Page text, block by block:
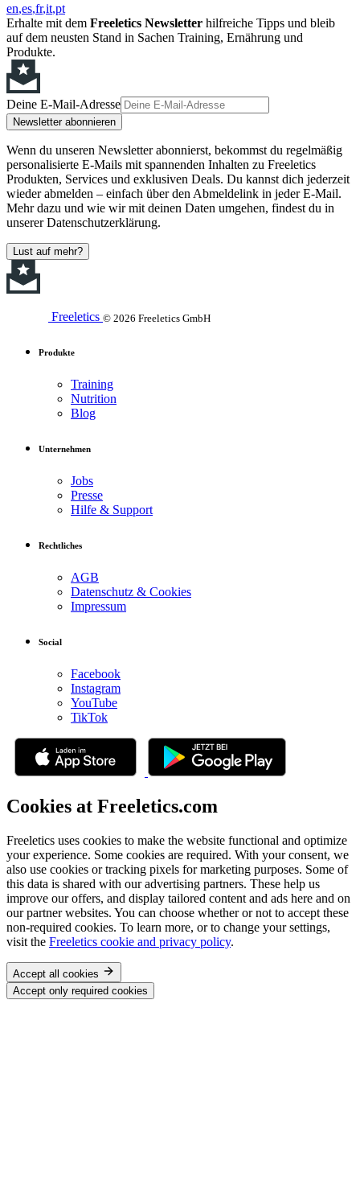
en es fr it pt
Erhalte mit dem Freeletics Newsletter hilfreiche Tipps und bleib
auf dem neusten Stand in Sachen Training, Ernährung und
Produkte.
Deine E-Mail-Adresse
Newsletter abonnieren
Wenn du unseren Newsletter abonnierst, bekommst du regelmäßig
personalisierte E-Mails mit spannenden Inhalten zu Freeletics
Produkten, Services und exklusiven Deals. Du kannst dich jederzeit
wieder abmelden – einfach über den Abmeldelink in jeder E-Mail.
Mehr dazu und wie wir mit deinen Daten umgehen, findest du in
unserer Datenschutzerklärung.
Lust auf mehr?
Freeletics © 2026 Freeletics GmbH
Produkte
Training
Nutrition
Blog
Unternehmen
Jobs
Presse
Hilfe & Support
Rechtliches
AGB
Datenschutz & Cookies
Impressum
Social
Facebook
Instagram
YouTube
TikTok
Cookies at Freeletics.com
Freeletics uses cookies to make the website functional and optimize
your experience. Some cookies are required. With your consent, we
also use cookies or tracking pixels for marketing purposes. Some of
this data is shared with our advertising partners. These help us
improve our offers, and display tailored content and ads here and on
our partner websites. You can choose whether or not to accept these
non-required cookies. To learn more, or to change your settings,
visit the Freeletics cookie and privacy policy.
Accept all cookies
Accept only required cookies